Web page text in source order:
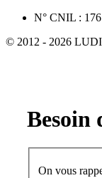
N° CNIL :
© 2012 - 2026
Besoin
On vous